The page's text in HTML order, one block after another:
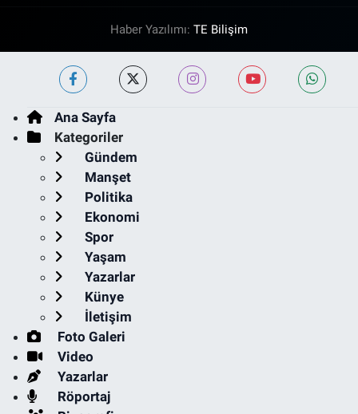
Haber Yazılımı: TE Bilişim
Ana Sayfa
Kategoriler
Gündem
Manşet
Politika
Ekonomi
Spor
Yaşam
Yazarlar
Künye
İletişim
Foto Galeri
Video
Yazarlar
Röportaj